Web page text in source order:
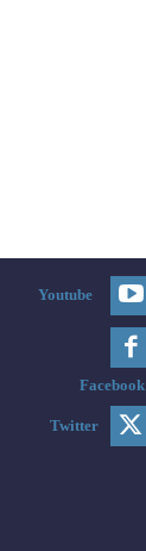
Youtube
Facebook
Twitter